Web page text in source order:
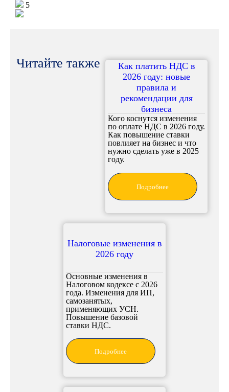
5
Читайте также
Как платить НДС в
2026 году: новые
правила и
рекомендации для
бизнеса
Кого коснутся изменения
по оплате НДС в 2026 году.
Как повышение ставки
повлияет на бизнес и что
нужно сделать уже в 2025
году.
Подробнее
Налоговые изменения в
2026 году
Основные изменения в
Налоговом кодексе с 2026
года. Изменения для ИП,
самозанятых,
применяющих УСН.
Повышение базовой
ставки НДС.
Подробнее